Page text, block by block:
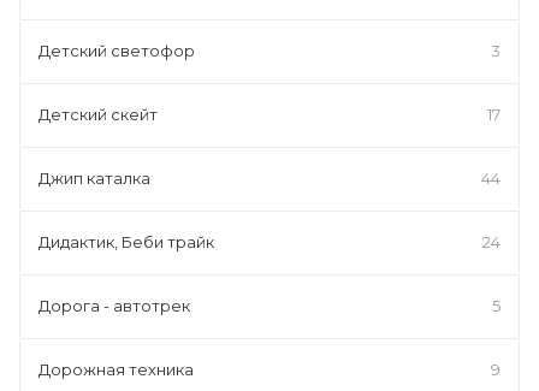
Детский светофор 3
Детский скейт 17
Джип каталка 44
Дидактик, Беби трайк 24
Дорога - автотрек 5
Дорожная техника 9